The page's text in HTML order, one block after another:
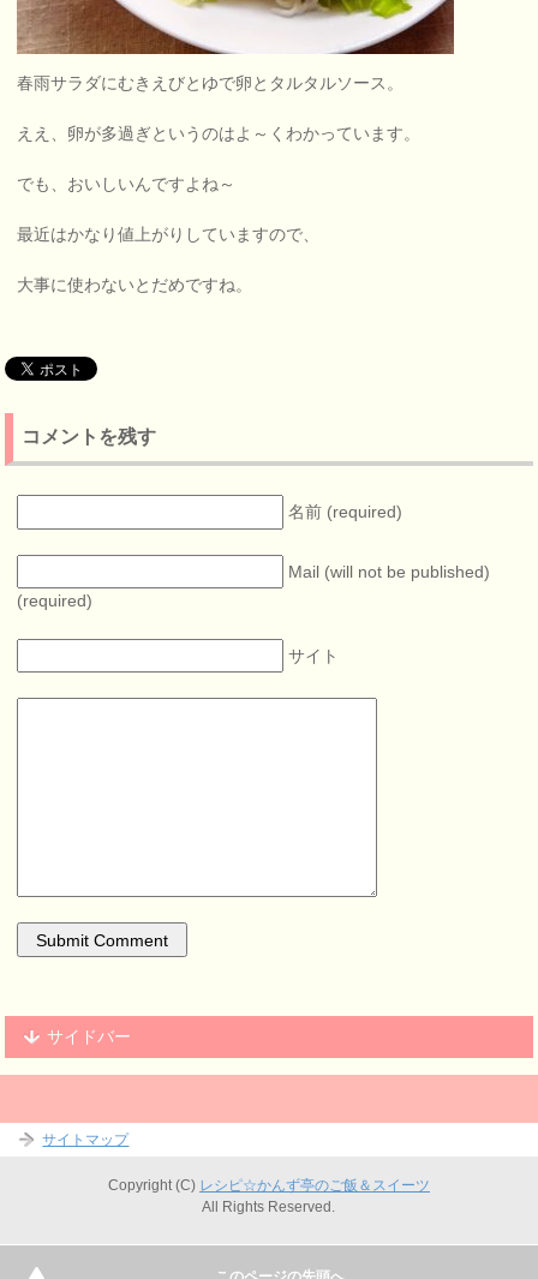
春雨サラダにむきえびとゆで卵とタルタルソース。
ええ、卵が多過ぎというのはよ～くわかっています。
でも、おいしいんですよね～
最近はかなり値上がりしていますので、
大事に使わないとだめですね。
コメントを残す
名前 (required)
Mail (will not be published)
(required)
サイト
サイドバー
サイトマップ
Copyright (C) レシピ☆かんず亭のご飯＆スイーツ
All Rights Reserved.